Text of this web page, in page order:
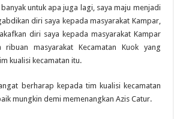
untuk apa juga lagi, saya maju menjadi
diri saya kepada masyarakat Kampar,
diri saya kepada masyarakat Kampar
masyarakat Kecamatan Kuok yang
kualisi kecamatan itu.
berharap kepada tim kualisi kecamatan
mungkin demi memenangkan Azis Catur.